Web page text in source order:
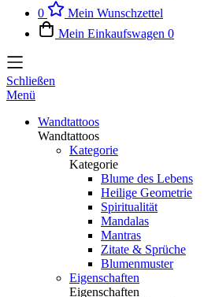
0
Mein Wunschzettel
Mein Einkaufswagen 0
Schließen
Menü
Wandtattoos
Wandtattoos
Kategorie
Kategorie
Blume des Lebens
Heilige Geometrie
Spiritualität
Mandalas
Mantras
Zitate & Sprüche
Blumenmuster
Eigenschaften
Eigenschaften